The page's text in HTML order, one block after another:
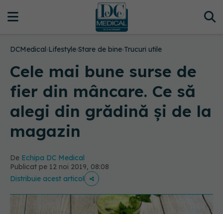
DCMedical›Lifestyle›Stare de bine›Trucuri utile
Cele mai bune surse de
fier din mâncare. Ce să
alegi din grădină și de la
magazin
De Echipa DC Medical
Publicat pe 12 noi 2019, 08:08
Distribuie acest articol